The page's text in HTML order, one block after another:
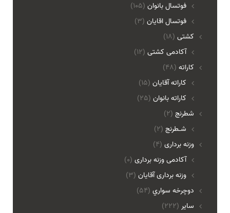
فوتسال بانوان (105)
فوتسال اقايان (3)
(18) کشتی
آکادمی کشتی (12)
(48) کاراته
کاراته آقایان (15)
کاراته بانوان (25)
(2) شطرنج
شـطرنج (2)
(4) وزنه برداری
آکادمی وزنه برداری (0)
وزنه برداری آقایان (3)
(54) دوچرخه سواري
(222) ساير